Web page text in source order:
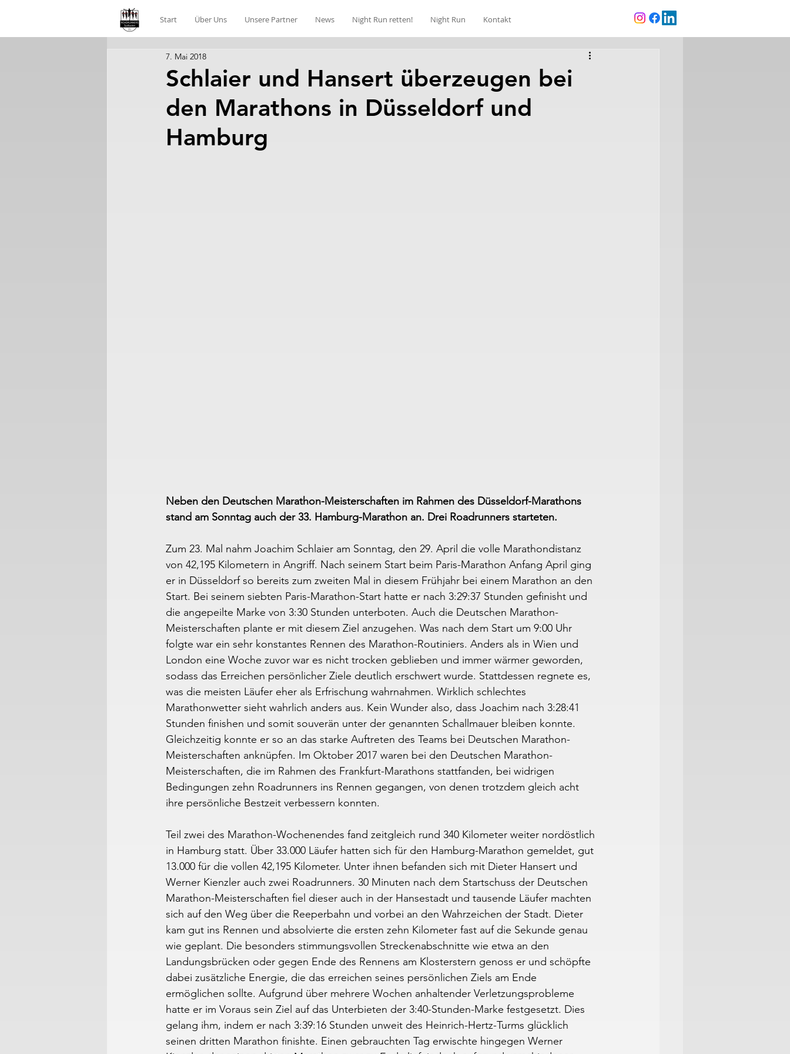
Start Über Uns Unsere Partner News Night Run retten! Night Run Kontakt
Schlaier und Hansert überzeugen bei
den Marathons in Düsseldorf und
Hamburg
7. Mai 2018
Neben den Deutschen Marathon-Meisterschaften im Rahmen des Düsseldorf-Marathons
stand am Sonntag auch der 33. Hamburg-Marathon an. Drei Roadrunners starteten.
Zum 23. Mal nahm Joachim Schlaier am Sonntag, den 29. April die volle Marathondistanz
von 42,195 Kilometern in Angriff. Nach seinem Start beim Paris-Marathon Anfang April ging
er in Düsseldorf so bereits zum zweiten Mal in diesem Frühjahr bei einem Marathon an den
Start. Bei seinem siebten Paris-Marathon-Start hatte er nach 3:29:37 Stunden gefinisht und
die angepeilte Marke von 3:30 Stunden unterboten. Auch die Deutschen Marathon-
Meisterschaften plante er mit diesem Ziel anzugehen. Was nach dem Start um 9:00 Uhr
folgte war ein sehr konstantes Rennen des Marathon-Routiniers. Anders als in Wien und
London eine Woche zuvor war es nicht trocken geblieben und immer wärmer geworden,
sodass das Erreichen persönlicher Ziele deutlich erschwert wurde. Stattdessen regnete es,
was die meisten Läufer eher als Erfrischung wahrnahmen. Wirklich schlechtes
Marathonwetter sieht wahrlich anders aus. Kein Wunder also, dass Joachim nach 3:28:41
Stunden finishen und somit souverän unter der genannten Schallmauer bleiben konnte.
Gleichzeitig konnte er so an das starke Auftreten des Teams bei Deutschen Marathon-
Meisterschaften anknüpfen. Im Oktober 2017 waren bei den Deutschen Marathon-
Meisterschaften, die im Rahmen des Frankfurt-Marathons stattfanden, bei widrigen
Bedingungen zehn Roadrunners ins Rennen gegangen, von denen trotzdem gleich acht
ihre persönliche Bestzeit verbessern konnten.
Teil zwei des Marathon-Wochenendes fand zeitgleich rund 340 Kilometer weiter nordöstlich
in Hamburg statt. Über 33.000 Läufer hatten sich für den Hamburg-Marathon gemeldet, gut
13.000 für die vollen 42,195 Kilometer. Unter ihnen befanden sich mit Dieter Hansert und
Werner Kienzler auch zwei Roadrunners. 30 Minuten nach dem Startschuss der Deutschen
Marathon-Meisterschaften fiel dieser auch in der Hansestadt und tausende Läufer machten
sich auf den Weg über die Reeperbahn und vorbei an den Wahrzeichen der Stadt. Dieter
kam gut ins Rennen und absolvierte die ersten zehn Kilometer fast auf die Sekunde genau
wie geplant. Die besonders stimmungsvollen Streckenabschnitte wie etwa an den
Landungsbrücken oder gegen Ende des Rennens am Klosterstern genoss er und schöpfte
dabei zusätzliche Energie, die das erreichen seines persönlichen Ziels am Ende
ermöglichen sollte. Aufgrund über mehrere Wochen anhaltender Verletzungsprobleme
hatte er im Voraus sein Ziel auf das Unterbieten der 3:40-Stunden-Marke festgesetzt. Dies
gelang ihm, indem er nach 3:39:16 Stunden unweit des Heinrich-Hertz-Turms glücklich
seinen dritten Marathon finishte. Einen gebrauchten Tag erwischte hingegen Werner